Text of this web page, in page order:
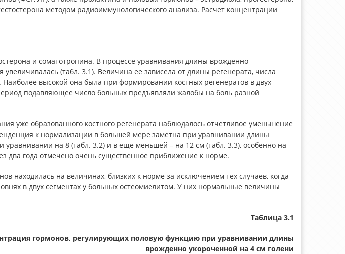
методом радиоиммунологического анализа. Расчет концентрации
и соматотропина. В процессе уравнивания длины врожденно
(табл. 3.1). Величина ее зависела от длины регенерата, числа
высокой она была при формировании костных регенератов в двух
подавляющее число больных предъявляли жалобы на боль разной
уже образованного костного регенерата наблюдалось отчетливое уменьшение
к нормализации в большей мере заметна при уравнивании длины
на 8 (табл. 3.2) и в еще меньшей – на 12 см (табл. 3.3), особенно на
два года отмечено очень существенное приближение к норме.
находилась на величинах, близких к норме за исключением тех случаев, когда
в двух сегментах у больных остеомиелитом. У них нормальные величины
Таблица 3.1
гормонов, регулирующих половую функцию при уравнивании длины
врожденно укороченной на 4 см голени